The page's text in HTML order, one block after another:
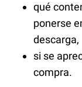
qué
ponerse
descarga,
si se
compra.